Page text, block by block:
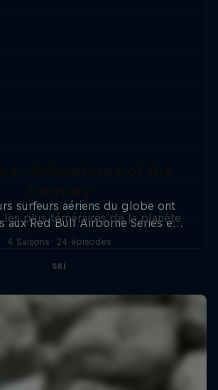
surfeurs aériens du globe ont
aux Red Bull Airborne Series en
Indonésie et en France.
les plus téméraires de la planète
4 Saisons · 24 épisodes
SKI